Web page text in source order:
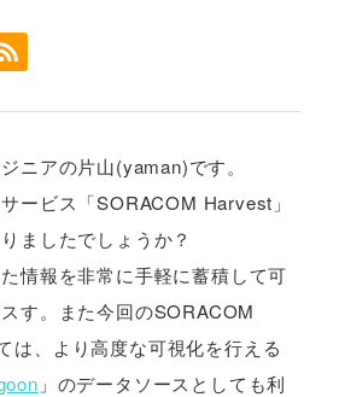
ニアの片山(yaman)です。
ービス「SORACOM Harvest」
ましたでしょうか？
情報を非常に手軽に蓄積して可
す。また今回のSORACOM
は、より高度な可視化を行える
」のデータソースとしても利